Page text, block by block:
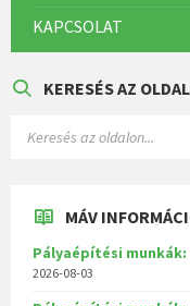
KAPCSOLAT
KERESÉS AZ
MÁV
Pályaépítési munkák:
2026-08-03